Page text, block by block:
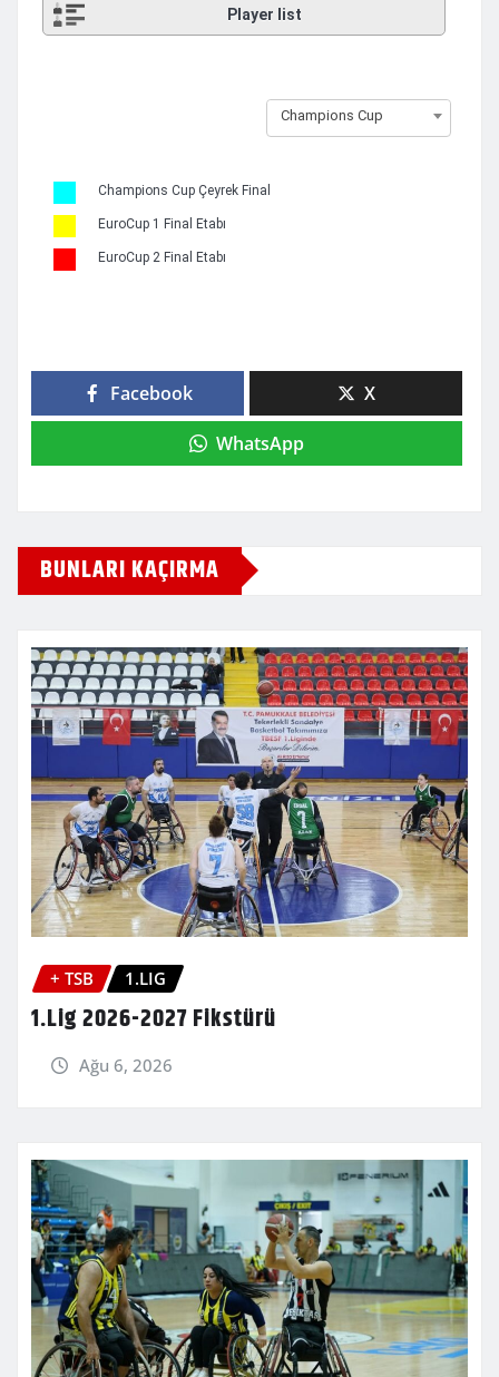
Player list
Champions Cup
Champions Cup Çeyrek Final
EuroCup 1 Final Etabı
EuroCup 2 Final Etabı
Facebook X
WhatsApp
BUNLARI KAÇIRMA
+ TSB 1.LIG
1.Lig 2026-2027 Fikstürü
Ağu 6, 2026